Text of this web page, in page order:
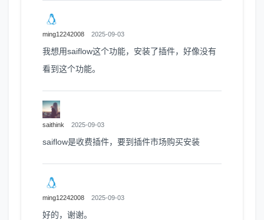
ming12242008 2025-09-03
我想用saiflow这个功能，安装了插件，好像没有
看到这个功能。
saithink 2025-09-03
saiflow是收费插件，要到插件市场购买安装
ming12242008 2025-09-03
好的，谢谢。